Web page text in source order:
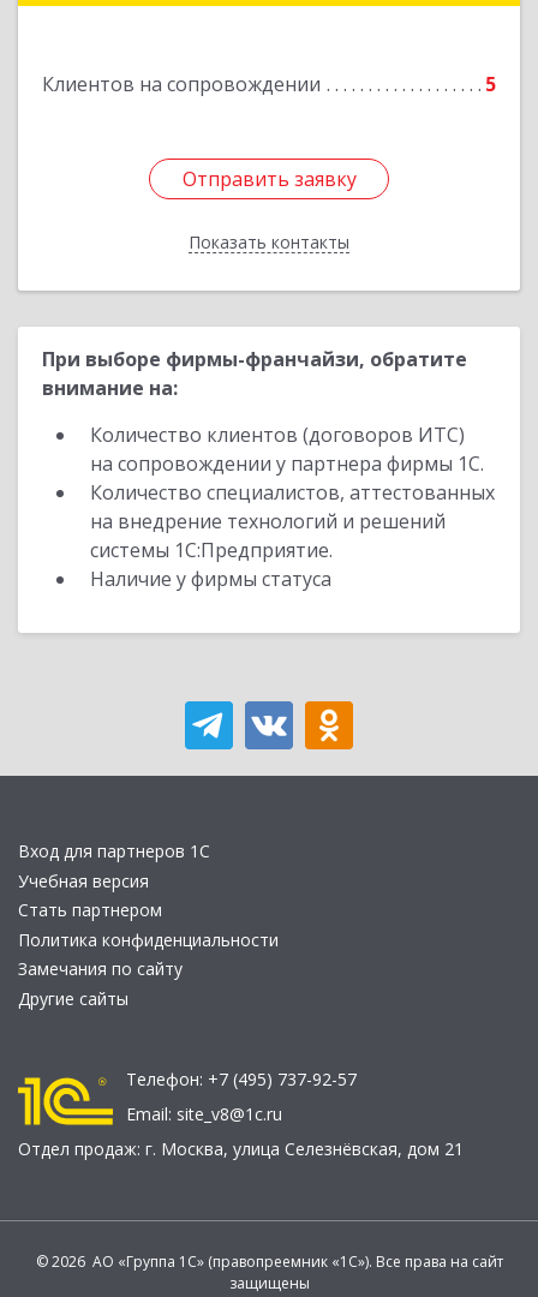
Клиентов на сопровождении 5
Отправить заявку
Показать контакты
Подробнее
Отправить заявку
Назад
При выборе фирмы-франчайзи, обратите
внимание на:
Количество клиентов (договоров ИТС)
на сопровождении у партнера фирмы 1С.
Количество специалистов, аттестованных
на внедрение технологий и решений
системы 1С:Предприятие.
Наличие у фирмы статуса
Вход для партнеров 1С
Учебная версия
Стать партнером
Политика конфиденциальности
Замечания по сайту
Другие сайты
Телефон: +7 (495) 737-92-57
Email: site_v8@1c.ru
Отдел продаж: г. Москва, улица Селезнёвская, дом 21
© 2026 АО «Группа 1С» (правопреемник «1С»). Все права на сайт
защищены